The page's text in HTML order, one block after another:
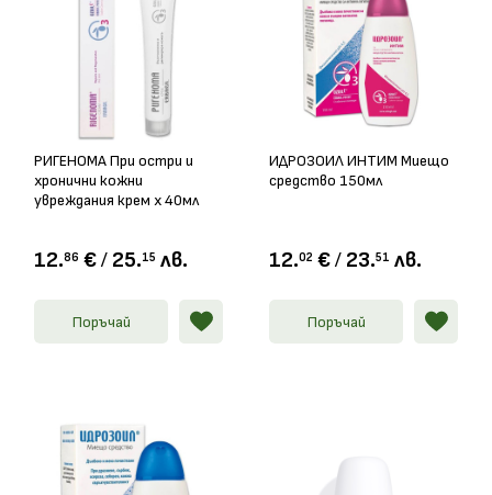
РИГЕНОМА При остри и
хронични кожни
увреждания крем х 40мл
12.86 €/ 25.15 лв.
Поръчай
ИДРОЗОИЛ ИНТИМ Миещо
средство 150мл
12.02 €/ 23.51 лв.
Поръчай